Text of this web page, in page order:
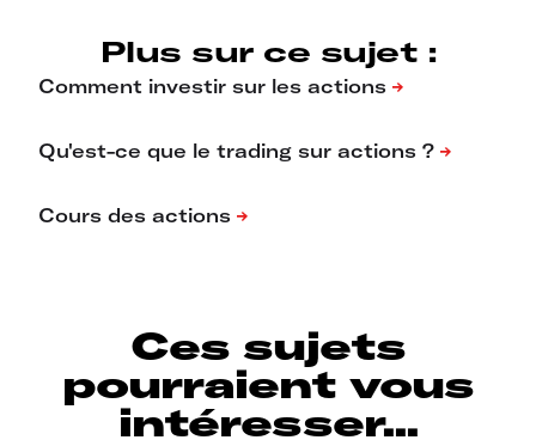
Plus sur ce sujet :
Ces sujets
pourraient vous
intéresser...